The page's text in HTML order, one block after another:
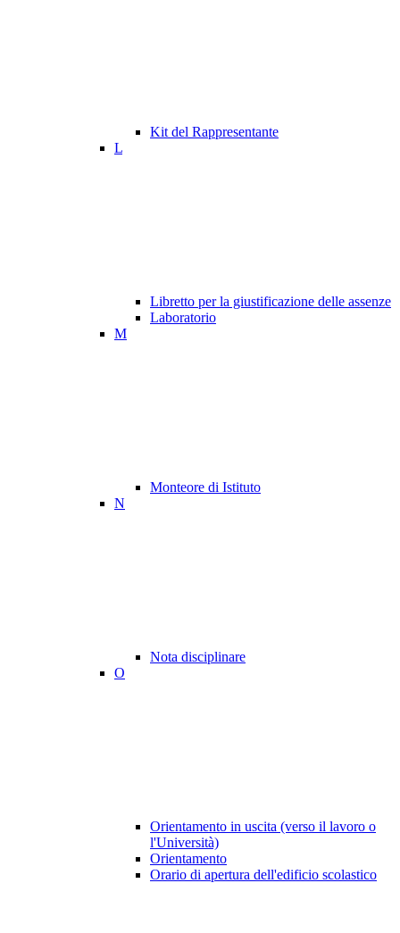
Kit del Rappresentante
L
Libretto per la giustificazione delle assenze
Laboratorio
M
Monteore di Istituto
N
Nota disciplinare
O
Orientamento in uscita (verso il lavoro o
l'Università)
Orientamento
Orario di apertura dell'edificio scolastico